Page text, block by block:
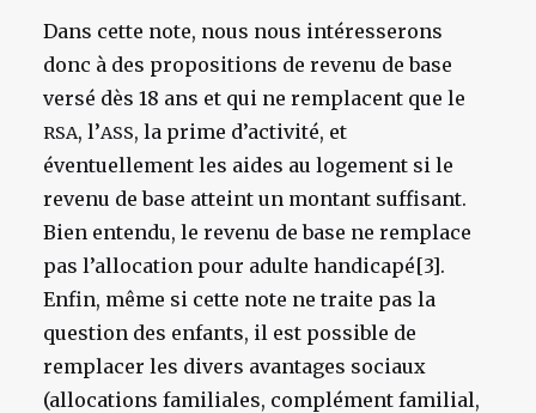
Dans cette note, nous nous intéresserons
donc à des propositions de revenu de base
versé dès 18 ans et qui ne remplacent que le
RSA, l’ASS, la prime d’activité, et
éventuellement les aides au logement si le
revenu de base atteint un montant suffisant.
Bien entendu, le revenu de base ne remplace
pas l’allocation pour adulte handicapé[3].
Enfin, même si cette note ne traite pas la
question des enfants, il est possible de
remplacer les divers avantages sociaux
(allocations familiales, complément familial,